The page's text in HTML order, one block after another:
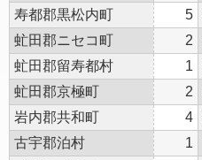
寿都郡黒松内町
5
虻田郡ニセコ町
2
虻田郡留寿都村
1
虻田郡京極町
2
岩内郡共和町
4
古宇郡泊村
1